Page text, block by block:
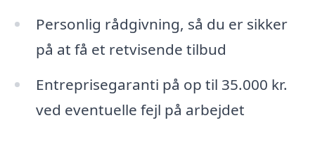
Personlig rådgivning, så du er sikker
på at få et retvisende tilbud
Entreprisegaranti på op til 35.000 kr.
ved eventuelle fejl på arbejdet